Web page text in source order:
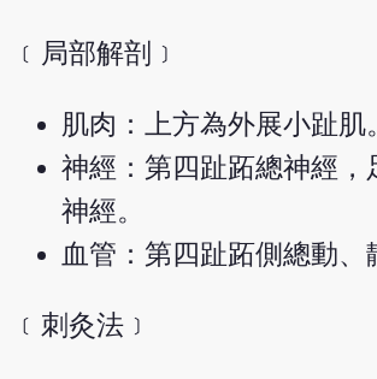
﹝局部解剖﹞
肌肉：上方為外展小趾肌
神經：第四趾跖總神經，
神經。
血管：第四趾跖側總動、
﹝刺灸法﹞